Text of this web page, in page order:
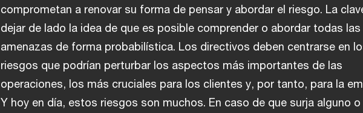
comprometan a renovar su forma de pensar y abordar el riesgo. La
dejar de lado la idea de que es posible comprender o abordar todas las
amenazas de forma probabilística. Los directivos deben centrarse en
riesgos que podrían perturbar los aspectos más importantes de las
operaciones, los más cruciales para los clientes y, por tanto, para la
Y hoy en día, estos riesgos son muchos. En caso de que surja alguno